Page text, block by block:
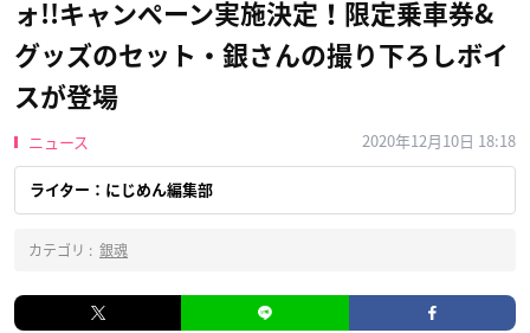
ォ!!キャンペーン実施決定！限定乗車券&
グッズのセット・銀さんの撮り下ろしボイ
スが登場
ニュース 2020年12月10日 18:18
ライター：にじめん編集部
カテゴリ : 銀魂